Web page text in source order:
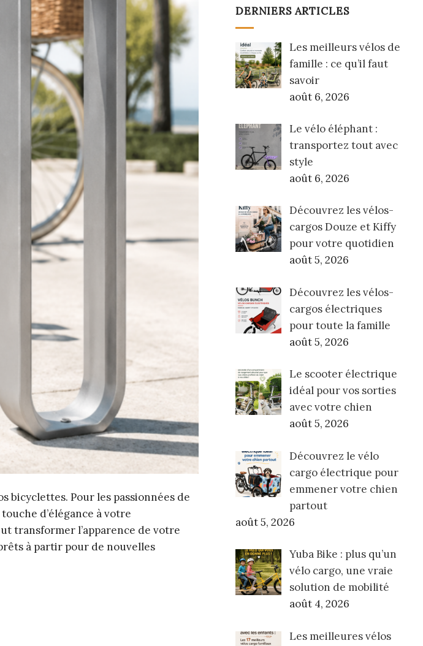
bicyclettes. Pour les passionnées de
d’élégance à votre
transformer l’apparence de votre
à partir pour de nouvelles
DERNIERS ARTICLES
Les meilleurs vélos de
famille : ce qu’il faut
savoir
août 6, 2026
Le vélo éléphant :
transportez tout avec
style
août 6, 2026
Découvrez les vélos-
cargos Douze et Kiffy
pour votre quotidien
août 5, 2026
Découvrez les vélos-
cargos électriques
pour toute la famille
août 5, 2026
Le scooter électrique
idéal pour vos sorties
avec votre chien
août 5, 2026
Découvrez le vélo
cargo électrique pour
emmener votre chien
partout
août 5, 2026
Yuba Bike : plus qu’un
vélo cargo, une vraie
solution de mobilité
août 4, 2026
Les meilleures vélos